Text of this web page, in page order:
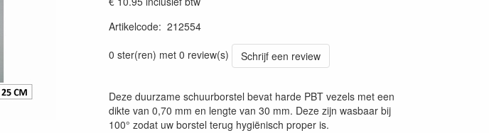
Artikelcode: 212554
0 ster(ren) met 0 review(s)
Schrijf een review
Deze duurzame schuurborstel bevat harde PBT vezels met een
dikte van 0,70 mm en lengte van 30 mm. Deze zijn wasbaar bij
100° zodat uw borstel terug hygiënisch proper is.